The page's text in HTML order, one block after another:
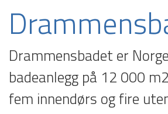
Drammensbadet er
badeanlegg på 12 000
fem innendørs og fire